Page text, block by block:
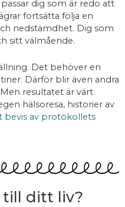
dig som är redo att
fortsätta följa en
nedstämdhet. Dig som
sitt välmående.
Det behöver en
Därför blir även andra
resultatet är värt
hälsoresa, historier av
bevis av protokollets
till ditt liv?